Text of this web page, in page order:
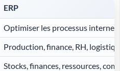
ERP
Optimiser les processus internes
Production, finance, RH,
Stocks, finances, ressources,